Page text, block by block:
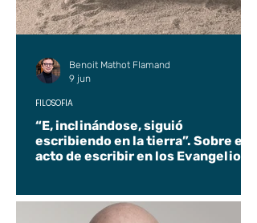
“E, inclinándose, siguió
escribiendo en la tierra”. Sobre el
acto de escribir en los Evangelios.
FILOSOFÍA
Benoit Mathot Flamand
9 jun